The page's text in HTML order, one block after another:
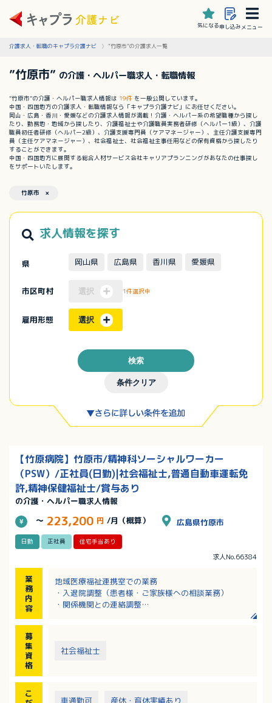
気になる申し込みメニュー
介護求人・転職のキャプラ介護ナビ ”竹原市”の介護求人一覧
”竹原市” の介護・ヘルパー職求人・転職情報
”竹原市”の介護・ヘルパー職求人情報は 19件 を一般公開しています。
中国・四国地方の介護求人・転職情報なら「キャプラ介護ナビ」にお任せください。
岡山・広島・香川・愛媛などの介護求人情報が満載！介護・ヘルパー系の希望職種から探し
たり、勤務地・地域から探したり、介護福祉士や介護職員実務者研修（ヘルパー1級）、介護
職員初任者研修（ヘルパー2級）、介護支援専門員（ケアマネージャー）、主任介護支援専門
員（主任ケアマネージャー）、社会福祉士、社会福祉主事任用などの保有資格から探したり
することができます。
中国・四国地方に展開する総合人材サービス会社キャリアプランニングがあなたの仕事探し
をサポートいたします。
竹原市 ×
求人情報を探す
県 岡山県 広島県 香川県 愛媛県
市区町村 選択 1件選択中
雇用形態 選択
条件クリア
検索
【竹原病院】竹原市/精神科ソーシャルワーカー
（PSW）/正社員(日勤)|社会福祉士,普通自動車運転免
許,精神保健福祉士/賞与あり
の介護・ヘルパー職求人情報
～ 223,200 円 /月（概算） 広島県竹原市
日勤 正社員 住宅手当あり
求人No.66384
業
務
内
容
地域医療福祉連携室での業務
・入退院調整（患者様・ご家族様への相談業務）
・関係機関との連絡調整
募
集
資
格
社会福祉士
こ
車通勤可 産休・育休実績あり